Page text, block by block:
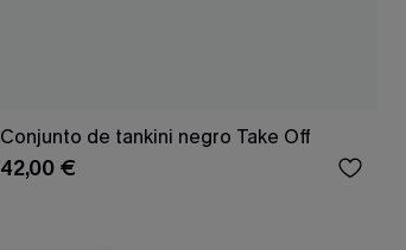
Conjunto de tankini negro Take Off
42,00 €